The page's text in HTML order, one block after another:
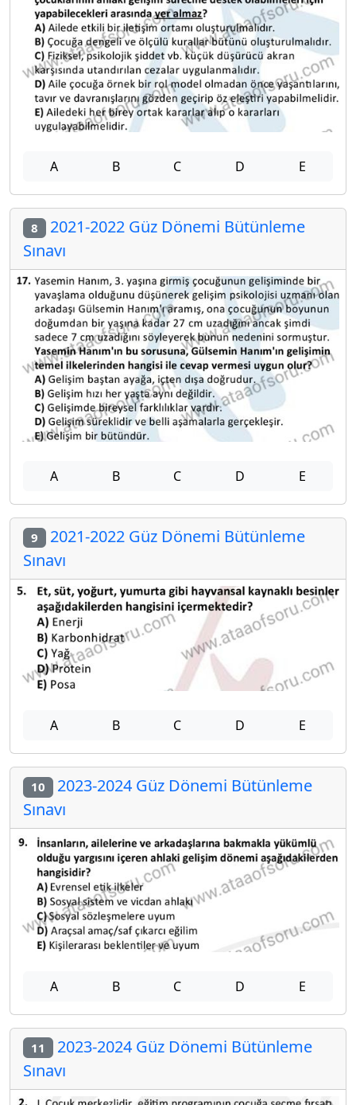
A B C D E
8 2021-2022 Güz Dönemi Bütünleme
Sınavı
A B C D E
9 2021-2022 Güz Dönemi Bütünleme
Sınavı
A B C D E
10 2023-2024 Güz Dönemi Bütünleme
Sınavı
A B C D E
11 2023-2024 Güz Dönemi Bütünleme
Sınavı